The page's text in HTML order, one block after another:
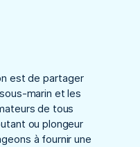
est de partager
marin et les
de tous
ou plongeur
à fournir une